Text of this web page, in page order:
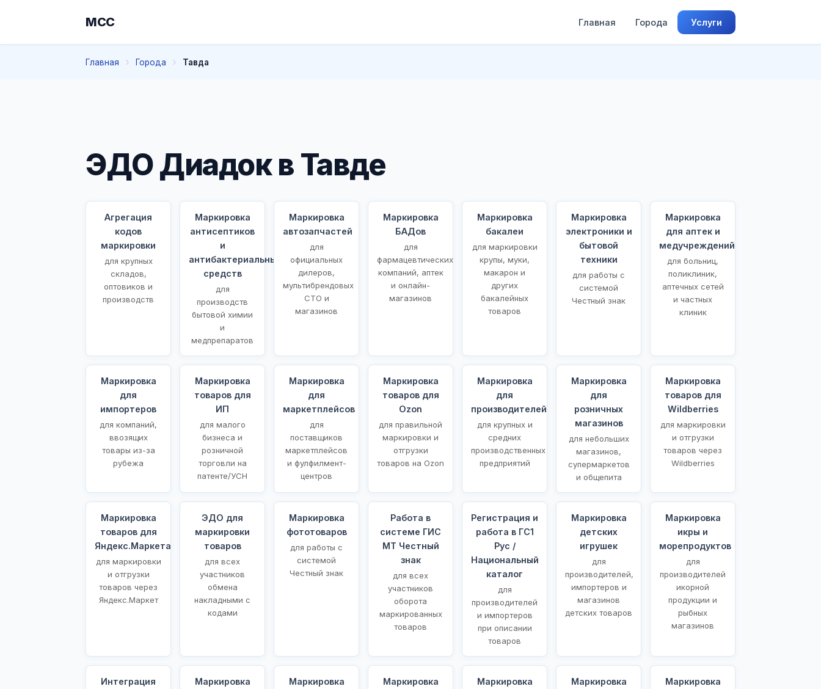
МСС Главная Города Услуги
Главная Города Тавда
ЭДО Диадок в Тавде
Агрегация
кодов
маркировки
для крупных
складов,
оптовиков и
производств
Маркировка
антисептиков
и
антибактериальных
средств
для
производств
бытовой химии
и
медпрепаратов
Маркировка
автозапчастей
для
официальных
дилеров,
мультибрендовых
СТО и
магазинов
Маркировка
БАДов
для
фармацевтических
компаний, аптек
и онлайн-
магазинов
Маркировка
бакалеи
для маркировки
крупы, муки,
макарон и
других
бакалейных
товаров
Маркировка
электроники и
бытовой
техники
для работы с
системой
Честный знак
Маркировка
для аптек и
медучреждений
для больниц,
поликлиник,
аптечных сетей
и частных
клиник
Маркировка
для
импортеров
для компаний,
ввозящих
товары из-за
рубежа
Маркировка
товаров для
ИП
для малого
бизнеса и
розничной
торговли на
патенте/УСН
Маркировка
для
маркетплейсов
для
поставщиков
маркетплейсов
и фулфилмент-
центров
Маркировка
товаров для
Ozon
для правильной
маркировки и
отгрузки
товаров на Ozon
Маркировка
для
производителей
для крупных и
средних
производственных
предприятий
Маркировка
для
розничных
магазинов
для небольших
магазинов,
супермаркетов
и общепита
Маркировка
товаров для
Wildberries
для маркировки
и отгрузки
товаров через
Wildberries
Маркировка
товаров для
Яндекс.Маркета
для маркировки
и отгрузки
товаров через
Яндекс.Маркет
ЭДО для
маркировки
товаров
для всех
участников
обмена
накладными с
кодами
Маркировка
фототоваров
для работы с
системой
Честный знак
Работа в
системе ГИС
МТ Честный
знак
для всех
участников
оборота
маркированных
товаров
Регистрация и
работа в ГС1
Рус /
Национальный
каталог
для
производителей
и импортеров
при описании
товаров
Маркировка
детских
игрушек
для
производителей,
импортеров и
магазинов
детских товаров
Маркировка
икры и
морепродуктов
для
производителей
икорной
продукции и
рыбных
магазинов
Интеграция
Маркировка
Маркировка
Маркировка
Маркировка
Маркировка
Маркировка